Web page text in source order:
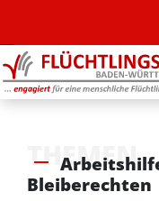
THEMEN
Bleiberechten